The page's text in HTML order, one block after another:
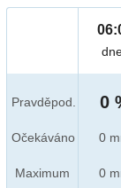
Pravděpod.
Očekáváno
Maximum
0
0
0